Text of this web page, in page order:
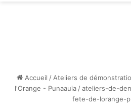
Accueil / Ateliers de
l'Orange - Punaauia /ateliers-de-
fete-de-lorange-